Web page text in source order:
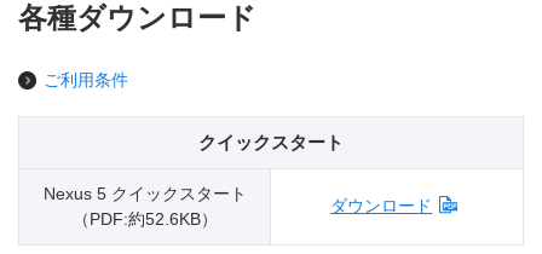
各種ダウンロード
ご利用条件
クイックスタート
Nexus 5 クイックスタート
（PDF:約52.6KB）
ダウンロード